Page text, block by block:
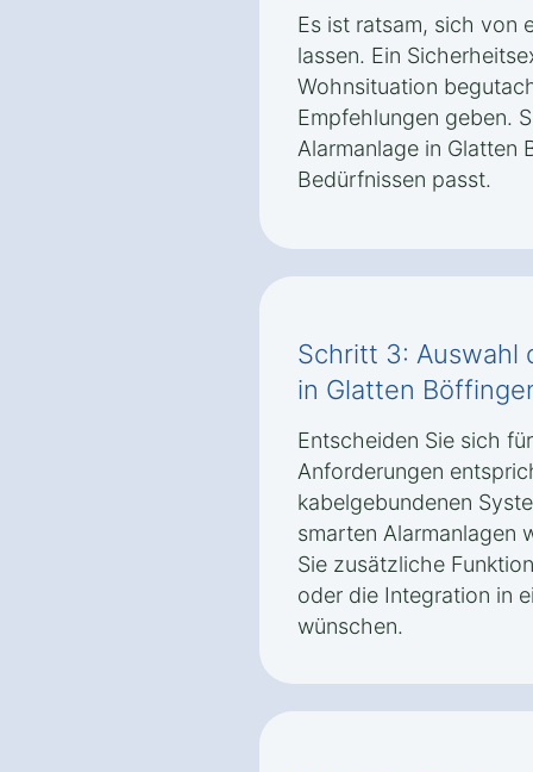
Es ist ratsam, sich von
lassen. Ein
Wohnsituation
Empfehlungen geben.
Alarmanlage in Glatten
Bedürfnissen passt.
Schritt 3: Auswahl
in Glatten
Entscheiden Sie sich
Anforderungen
kabelgebundenen
smarten Alarmanlagen
Sie zusätzliche
oder die Integration in
wünschen.